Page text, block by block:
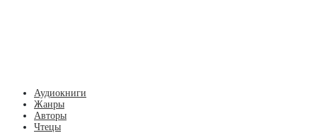
Аудиокниги
Жанры
Авторы
Чтецы